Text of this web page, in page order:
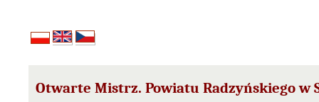
Otwarte Mistrz. Powiatu Radzyńskiego w